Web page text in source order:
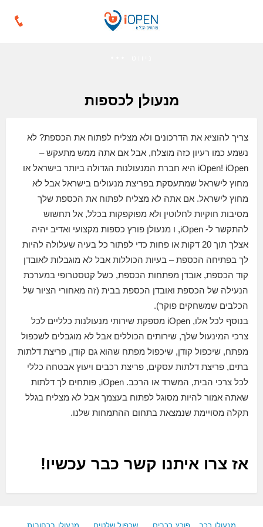
מנעולן לכספות
צריך להוציא את הדרכונים ולא מצליח לפתוח את הכספת? לא
נשמע כמו רעיון כזה מוצלח, אבל אם אתה ממש מתעקש –
iOpen! iOpen היא חברת המנעולנות הגדולה ביותר בישראל או
מחוץ לישראל שמתעסקת בפריצת מנעולים בישראל אבל לא
מחוץ לישראל. אם אתה לא מצליח לפתוח את הכספת שלך
מסיבות חוקיות לחלוטין ולא מפוקפקות בכלל, אל תחשוש
להתקשר ל- iOpen, ו מנעולן פורץ כספות מקצועי ואדיב יהיה
אצלך תוך 20 דקות או פחות כדי לפתור כל בעיה שעלולה להיות
לך בפתיחה הכספת – בעיות הכוללות אבל לא מוגבלות לאובדן
קוד הכספת, אובדן מפתחות הכספת, כשל קטסטרופי במערכת
הנעילה של הכספת ואובדן הכספת בבית (זה מאחורי הציור של
הכלבים שמשחקים פוקר).
בנוסף לכל אלו, iOpen מספקת שירותי מנעולנות כלליים לכל
צרכי המינעול שלך, שירותים הכוללים אבל לא מוגבלים לשכפול
מפתח, שיכפול קודן, שיכפול מפתח שהוא גם קודן, פריצת דלתות
בתים, פריצת דלתות עסקים, פריצת רכבים ויעוץ אבטחה כללי
לכל צרכי הבית, המשרד או הרכב. iOpen, פותחים לך דלתות
שאתה אמור להיות מסוגל לפתוח בעצמך אבל לא מצליח בגלל
תקלה מסויימת שנמצאת בתחום ההתמחות שלנו.
אז צרו איתנו קשר כבר עכשיו!